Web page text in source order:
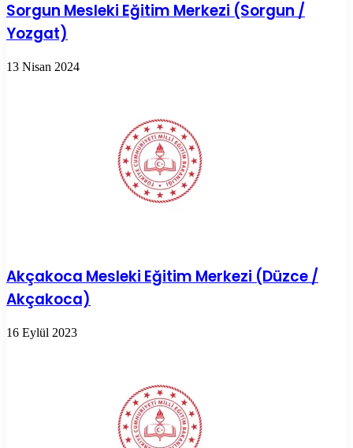
Sorgun Mesleki Eğitim Merkezi (Sorgun /
Yozgat)
13 Nisan 2024
Akçakoca Mesleki Eğitim Merkezi (Düzce /
Akçakoca)
16 Eylül 2023